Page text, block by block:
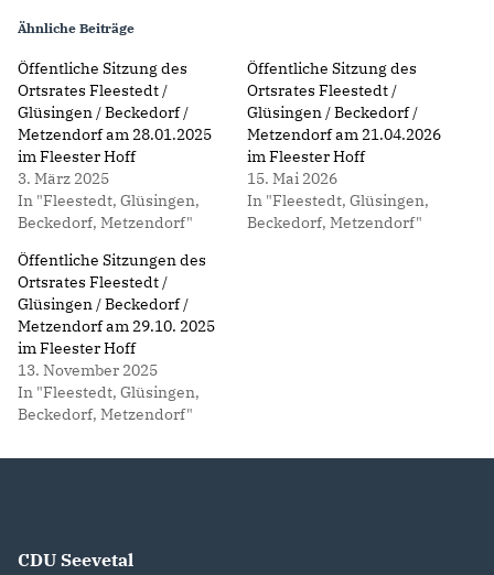
Ähnliche Beiträge
Öffentliche Sitzung des
Ortsrates Fleestedt /
Glüsingen / Beckedorf /
Metzendorf am 28.01.2025
im Fleester Hoff
3. März 2025
In "Fleestedt, Glüsingen,
Beckedorf, Metzendorf"
Öffentliche Sitzung des
Ortsrates Fleestedt /
Glüsingen / Beckedorf /
Metzendorf am 21.04.2026
im Fleester Hoff
15. Mai 2026
In "Fleestedt, Glüsingen,
Beckedorf, Metzendorf"
Öffentliche Sitzungen des
Ortsrates Fleestedt /
Glüsingen / Beckedorf /
Metzendorf am 29.10. 2025
im Fleester Hoff
13. November 2025
In "Fleestedt, Glüsingen,
Beckedorf, Metzendorf"
CDU Seevetal